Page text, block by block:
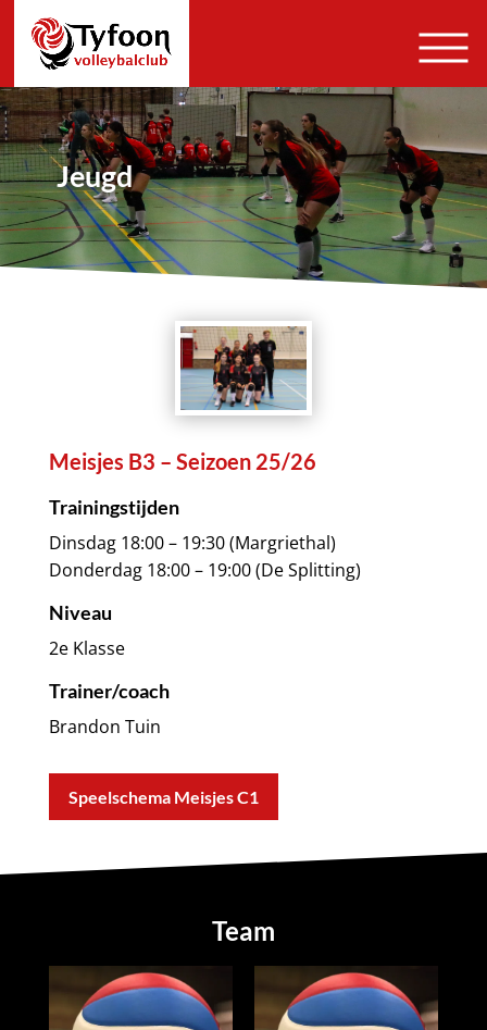
Jeugd
Meisjes B3 – Seizoen 25/26
Trainingstijden
Dinsdag 18:00 – 19:30 (Margriethal)
Donderdag 18:00 – 19:00 (De Splitting)
Niveau
2e Klasse
Trainer/coach
Brandon Tuin
Speelschema Meisjes C1
Team